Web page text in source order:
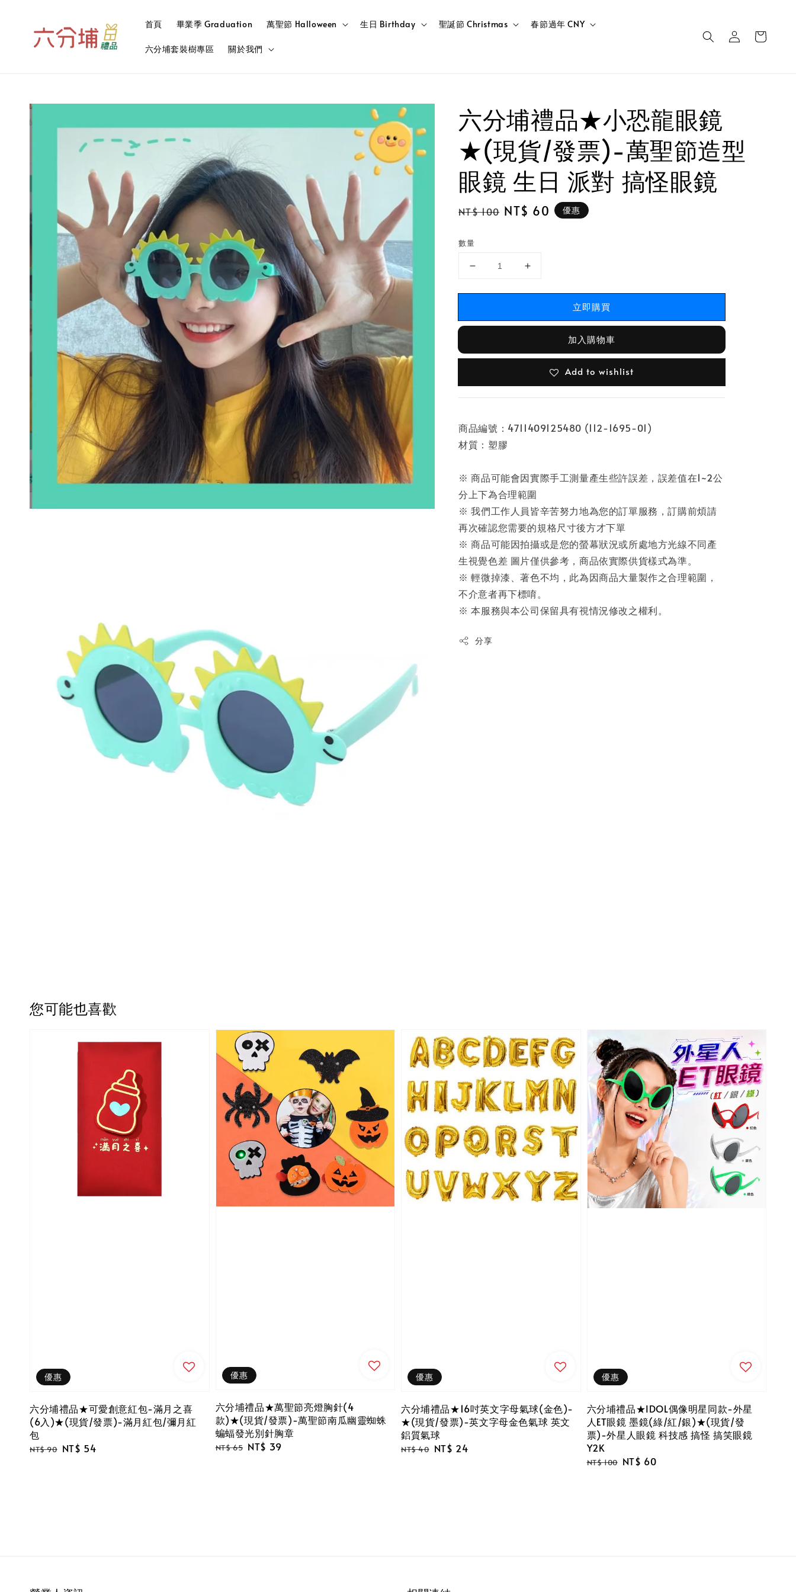
首頁 畢業季 Graduation 萬聖節 Halloween 生日 Birthday 聖誕節 Christmas 春節過年 CNY
六分埔套裝樹專區 關於我們
六分埔禮品★小恐龍眼鏡
★(現貨/發票)-萬聖節造型
眼鏡 生日 派對 搞怪眼鏡
Regular
NT$ 100 Sale
NT$ 60 優惠
數量
立即購買
加入購物車
Add to wishlist
商品編號：4711409125480 (112-1695-01)
材質：塑膠
※ 商品可能會因實際手工測量產生些許誤差，誤差值在1~2公
分上下為合理範圍
※ 我們工作人員皆辛苦努力地為您的訂單服務，訂購前煩請
再次確認您需要的規格尺寸後方才下單
※ 商品可能因拍攝或是您的螢幕狀況或所處地方光線不同產
生視覺色差 圖片僅供參考，商品依實際供貨樣式為準。
※ 輕微掉漆、著色不均，此為因商品大量製作之合理範圍，
不介意者再下標唷。
※ 本服務與本公司保留具有視情況修改之權利。
分享
您可能也喜歡
優惠
六分埔禮品★可愛創意紅包-滿月之喜
(6入)★(現貨/發票)-滿月紅包/彌月紅
包
Regular
NT$ 90 Sale
NT$ 54
優惠
六分埔禮品★萬聖節亮燈胸針(4
款)★(現貨/發票)-萬聖節南瓜幽靈蜘蛛
蝙蝠發光別針胸章
Regular
NT$ 65 Sale
NT$ 39
優惠
六分埔禮品★16吋英文字母氣球(金色)-
★(現貨/發票)-英文字母金色氣球 英文
鋁質氣球
Regular
NT$ 40 Sale
NT$ 24
優惠
六分埔禮品★IDOL偶像明星同款-外星
人ET眼鏡 墨鏡(綠/紅/銀)★(現貨/發
票)-外星人眼鏡 科技感 搞怪 搞笑眼鏡
Y2K
Regular
NT$ 100 Sale
NT$ 60